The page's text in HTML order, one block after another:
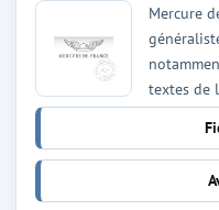
Mercure
textes de